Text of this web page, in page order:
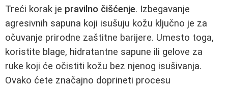
Treći korak je pravilno čišćenje. Izbegavanje
agresivnih sapuna koji isušuju kožu ključno je za
očuvanje prirodne zaštitne barijere. Umesto toga,
koristite blage, hidratantne sapune ili gelove za
ruke koji će očistiti kožu bez njenog isušivanja.
Ovako ćete značajno doprineti procesu